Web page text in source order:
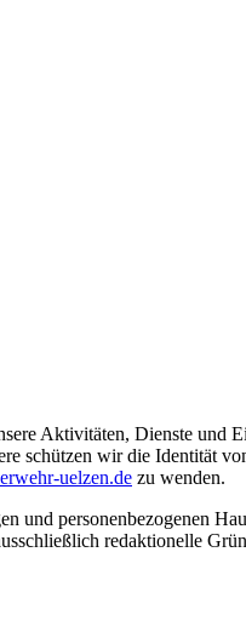
Aktivitäten, Dienste
schützen wir die
uelzen.de zu wenden.
und personenbezogenen
redaktionelle